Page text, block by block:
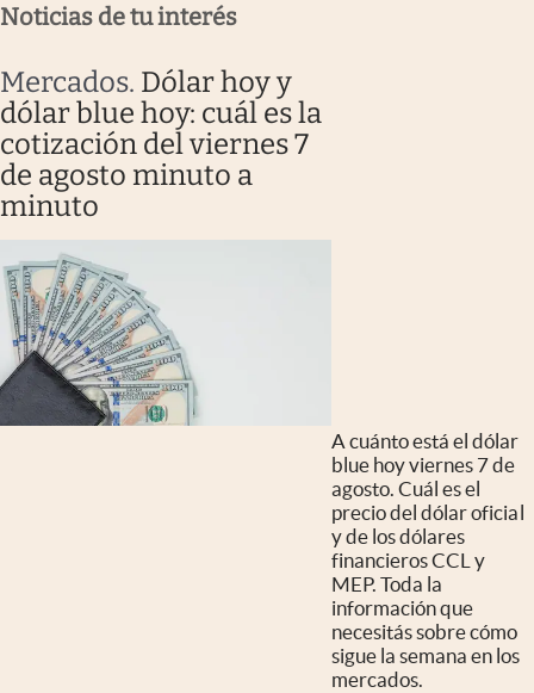
Noticias de tu interés
Mercados. Dólar hoy y
dólar blue hoy: cuál es la
cotización del viernes 7
de agosto minuto a
minuto
A cuánto está el dólar
blue hoy viernes 7 de
agosto. Cuál es el
precio del dólar oficial
y de los dólares
financieros CCL y
MEP. Toda la
información que
necesitás sobre cómo
sigue la semana en los
mercados.